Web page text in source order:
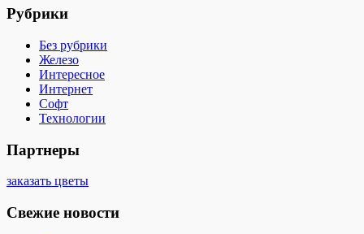
Рубрики
Без рубрики
Железо
Интересное
Интернет
Софт
Технологии
Партнеры
заказать цветы
Свежие новости